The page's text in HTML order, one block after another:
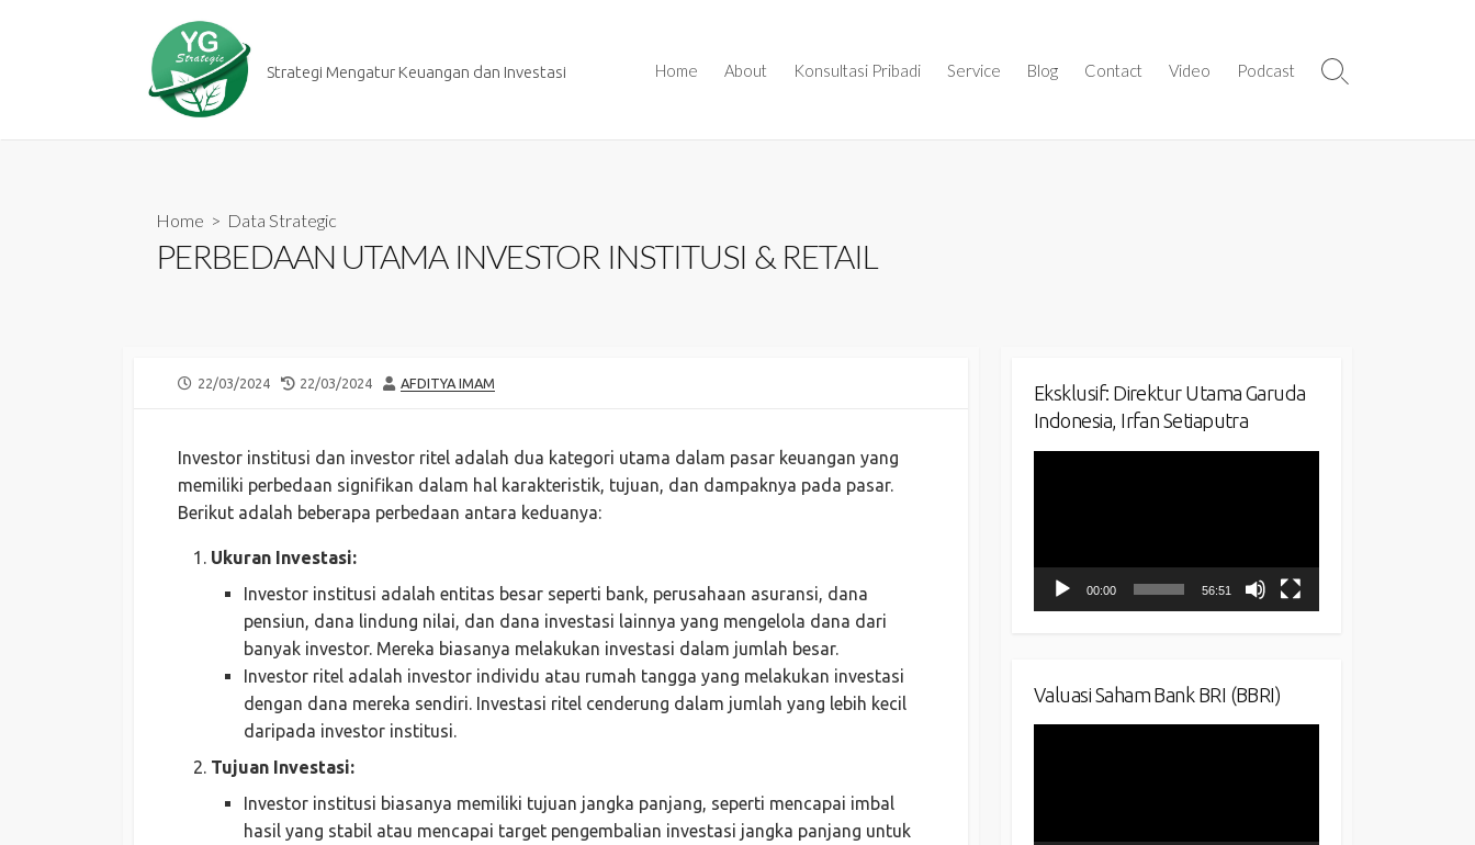
Strategi Mengatur Keuangan dan Investasi Home About Konsultasi Pribadi Service Blog Contact Video Podcast
Search
Home > Data Strategic
PERBEDAAN UTAMA INVESTOR INSTITUSI & RETAIL
PUBLISHED
22/03/2024
LAST
22/03/2024 AUTHOR
AFDITYA IMAM
Investor institusi dan investor ritel adalah dua kategori utama dalam pasar keuangan yang
memiliki perbedaan signifikan dalam hal karakteristik, tujuan, dan dampaknya pada pasar.
Berikut adalah beberapa perbedaan antara keduanya:
Ukuran Investasi:
Investor institusi adalah entitas besar seperti bank, perusahaan asuransi, dana
pensiun, dana lindung nilai, dan dana investasi lainnya yang mengelola dana dari
banyak investor. Mereka biasanya melakukan investasi dalam jumlah besar.
Investor ritel adalah investor individu atau rumah tangga yang melakukan investasi
dengan dana mereka sendiri. Investasi ritel cenderung dalam jumlah yang lebih kecil
daripada investor institusi.
Tujuan Investasi:
Investor institusi biasanya memiliki tujuan jangka panjang, seperti mencapai imbal
hasil yang stabil atau mencapai target pengembalian investasi jangka panjang untuk
Eksklusif: Direktur Utama Garuda
Indonesia, Irfan Setiaputra
00:00 56:51
Valuasi Saham Bank BRI (BBRI)